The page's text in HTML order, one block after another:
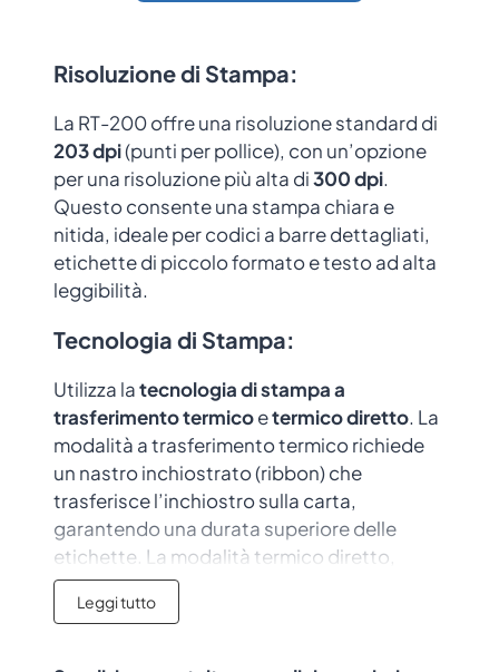
Risoluzione di Stampa:
La RT-200 offre una risoluzione standard di
203 dpi(punti per pollice), con un’opzione
per una risoluzione più alta di300 dpi.
Questo consente una stampa chiara e
nitida, ideale per codici a barre dettagliati,
etichette di piccolo formato e testo ad alta
leggibilità.
Tecnologia di Stampa:
Utilizza latecnologia di stampa a
trasferimento termicoetermico diretto. La
modalità a trasferimento termico richiede
un nastro inchiostrato (ribbon) che
trasferisce l’inchiostro sulla carta,
garantendo una durata superiore delle
etichette. La modalità termico diretto,
invece, stampa direttamente sulla carta
termica, rendendo la RT-200 versatile per
Leggi tutto